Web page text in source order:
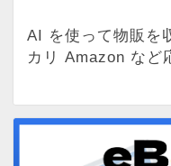
AI を使って物販を
カリ Amazon など